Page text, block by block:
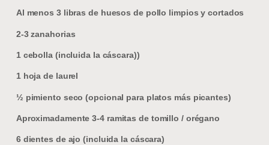
Al menos 3 libras de huesos de pollo limpios y cortados
2-3 zanahorias
1 cebolla (incluida la cáscara))
1 hoja de laurel
½ pimiento seco (opcional para platos más picantes)
Aproximadamente 3-4 ramitas de tomillo / orégano
6 dientes de ajo (incluida la cáscara)